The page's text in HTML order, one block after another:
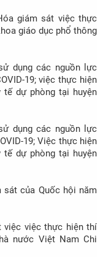
giám sát việc thực
giáo dục phổ thông
dụng các nguồn lực
19; việc thực hiện
dự phòng tại huyện
dụng các nguồn lực
19; Việc thực hiện
dự phòng tại huyện
sát của Quốc hội năm
việc việc thực hiện thí
nước Việt Nam Chi